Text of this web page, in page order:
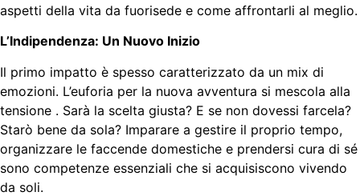
aspetti della vita da fuorisede e come affrontarli al meglio.
L’Indipendenza: Un Nuovo Inizio
Il primo impatto è spesso caratterizzato da un mix di
emozioni. L’euforia per la nuova avventura si mescola alla
tensione . Sarà la scelta giusta? E se non dovessi farcela?
Starò bene da sola? Imparare a gestire il proprio tempo,
organizzare le faccende domestiche e prendersi cura di sé
sono competenze essenziali che si acquisiscono vivendo
da soli.